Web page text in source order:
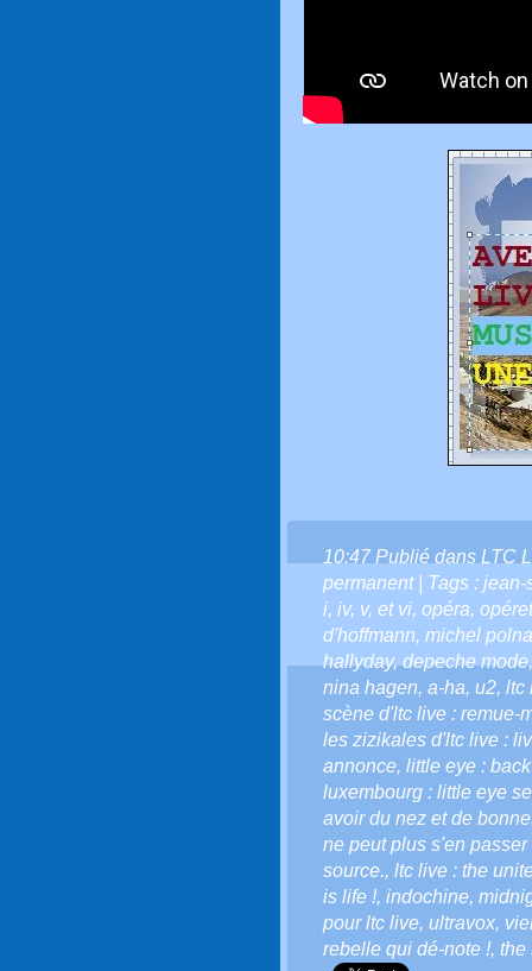
10:47 Publié dans LTC
permanent| Tags : jean-
i, iv, v, et vi, opéra,
d'hoffmann, michel
hallyday,depeche mode
nina hagen, a-ha, u2, ltc
scène d'ltc live : remue-
les zizikales d'ltc live :
annonce, little eye :
luxembourg : little eye
avoir du nez et de
ne peut plus s'en passer
source., ltc live : the
is life !, indochine,
pour ltc live, ultravox,
rebelle qui dé-note !, the